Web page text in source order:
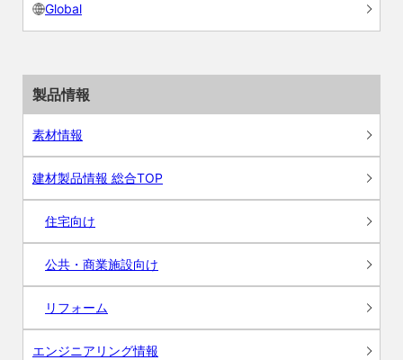
Global
製品情報
素材情報
建材製品情報 総合TOP
住宅向け
公共・商業施設向け
リフォーム
エンジニアリング情報